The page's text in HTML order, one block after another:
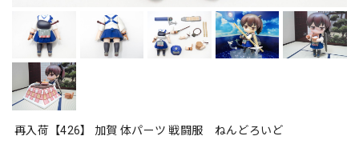
再入荷【426】 加賀 体パーツ 戦闘服 ねんどろいど